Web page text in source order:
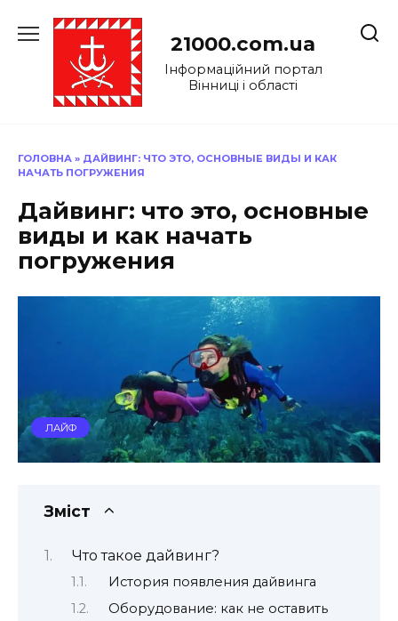
до
21000.com.ua
Інформаційний портал
Вінниці і області
ГОЛОВНА » ДАЙВИНГ: ЧТО ЭТО, ОСНОВНЫЕ ВИДЫ И КАК
НАЧАТЬ ПОГРУЖЕНИЯ
Дайвинг: что это, основные
виды и как начать
погружения
ЛАЙФ
Зміст
Что такое дайвинг?
История появления дайвинга
Оборудование: как не оставить